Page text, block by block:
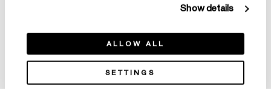
Show details
ALLOW ALL
SETTINGS
產品詳情